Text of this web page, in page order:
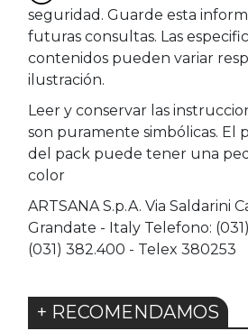
seguridad. Guarde esta
futuras consultas. Las
contenidos pueden variar
ilustración.
Leer y conservar las
son puramente simbólicas.
del pack puede tener una
color
ARTSANA S.p.A. Via Saldarini
Grandate - Italy Telefono: (031)
(031) 382.400 - Telex 380253
+ RECOMENDAMOS